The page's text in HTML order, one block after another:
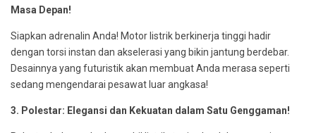
Masa Depan!
Siapkan adrenalin Anda! Motor listrik berkinerja tinggi hadir
dengan torsi instan dan akselerasi yang bikin jantung berdebar.
Desainnya yang futuristik akan membuat Anda merasa seperti
sedang mengendarai pesawat luar angkasa!
3. Polestar: Elegansi dan Kekuatan dalam Satu Genggaman!